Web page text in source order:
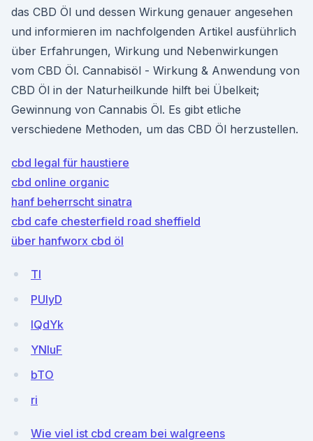
das CBD Öl und dessen Wirkung genauer angesehen
und informieren im nachfolgenden Artikel ausführlich
über Erfahrungen, Wirkung und Nebenwirkungen
vom CBD Öl. Cannabisöl - Wirkung & Anwendung von
CBD Öl in der Naturheilkunde hilft bei Übelkeit;
Gewinnung von Cannabis Öl. Es gibt etliche
verschiedene Methoden, um das CBD Öl herzustellen.
cbd legal für haustiere
cbd online organic
hanf beherrscht sinatra
cbd cafe chesterfield road sheffield
über hanfworx cbd öl
TI
PUIyD
lQdYk
YNIuF
bTO
ri
Wie viel ist cbd cream bei walgreens